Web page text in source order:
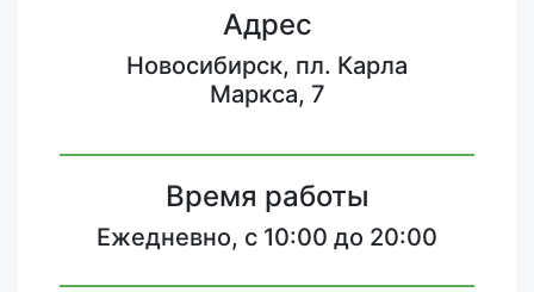
Адрес
Новосибирск, пл. Карла
Маркса, 7
Время работы
Ежедневно, с 10:00 до 20:00